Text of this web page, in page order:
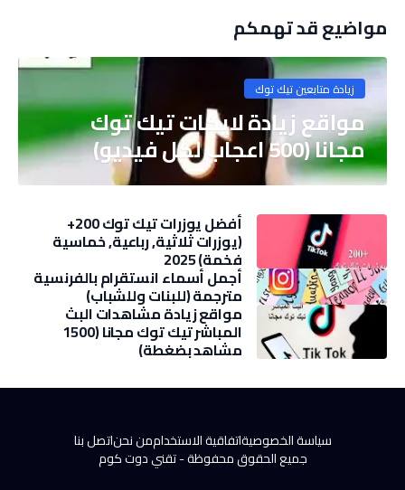
مواضيع قد تهمكم
زيادة متابعين تيك توك
مواقع زيادة لايكات تيك توك
مجانا (500 اعجاب لكل فيديو)
أفضل يوزرات تيك توك 200+
(يوزرات ثلاثية, رباعية, خماسية
فخمة) 2025
أجمل أسماء انستقرام بالفرنسية
مترجمة (للبنات وللشباب)
مواقع زيادة مشاهدات البث
المباشر تيك توك مجانا (1500
مشاهد بضغطة)
جميع الحقوق محفوظة -تقني دوت كوم
سياسة الخصوصيةاتفاقية الاستخداممن نحناتصل بنا